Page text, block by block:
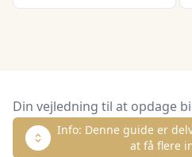
Din vejledning til at opdage
Info: Denne guide er
at få flere